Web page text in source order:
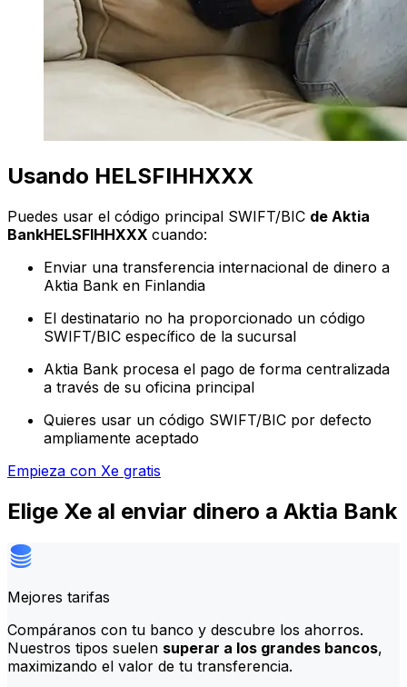
Usando HELSFIHHXXX
Puedes usar el código principal SWIFT/BIC de Aktia
BankHELSFIHHXXX cuando:
Enviar una transferencia internacional de dinero a
Aktia Bank en Finlandia
El destinatario no ha proporcionado un código
SWIFT/BIC específico de la sucursal
Aktia Bank procesa el pago de forma centralizada
a través de su oficina principal
Quieres usar un código SWIFT/BIC por defecto
ampliamente aceptado
Empieza con Xe gratis
Elige Xe al enviar dinero a Aktia Bank
Mejores tarifas
Compáranos con tu banco y descubre los ahorros.
Nuestros tipos suelen superar a los grandes bancos,
maximizando el valor de tu transferencia.